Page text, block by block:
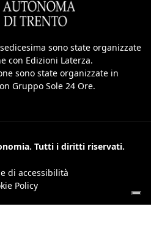
sono state organizzate
con Edizioni Laterza.
sono state organizzate in
Gruppo Sole 24 Ore.
Tutti i diritti riservati.
di accessibilità
Policy